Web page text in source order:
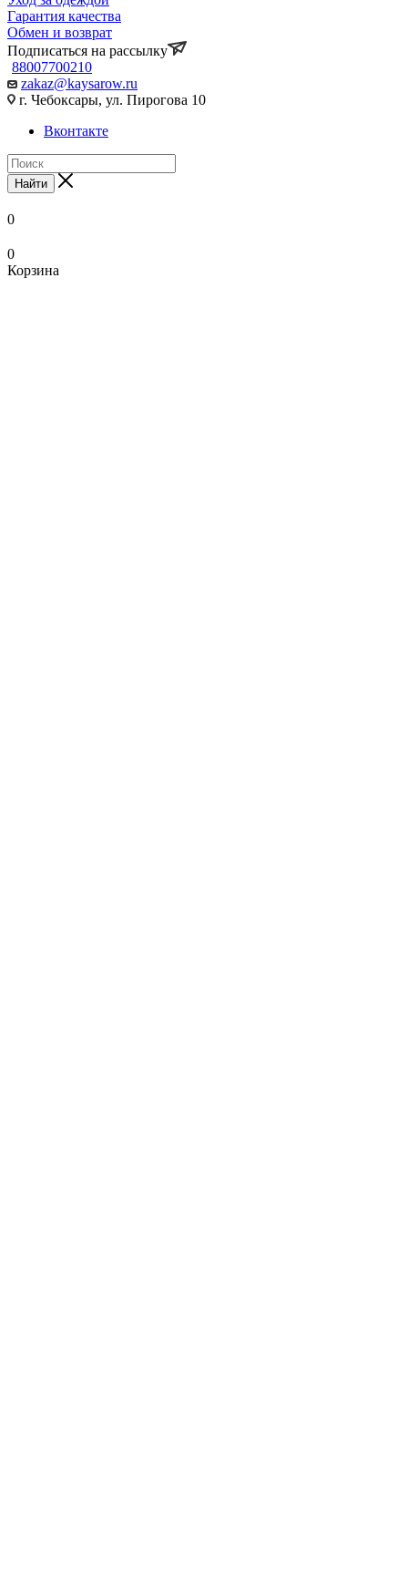
Гарантия качества
Обмен и возврат
Подписаться на рассылку
88007700210
zakaz@kaysarow.ru
г. Чебоксары, ул. Пирогова 10
Вконтакте
Найти
0
0
Корзина